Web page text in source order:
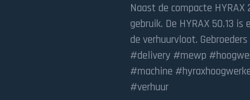
Naast de compacte
gebruik. De HYRAX 50.13
de verhuurvloot.
#delivery #mewp
#machine
#verhuur